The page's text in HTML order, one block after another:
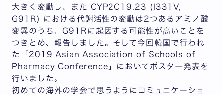
大きく変動し、また CYP2C19.23 (I331V,
G91R) における代謝活性の変動は2つあるアミノ酸
変異のうち、G91Rに起因する可能性が高いことを
つきとめ、報告しました。そして今回韓国で行われ
た「2019 Asian Association of Schools of
Pharmacy Conference」においてポスター発表を
行いました。
初めての海外の学会で思うようにコミュニケーショ